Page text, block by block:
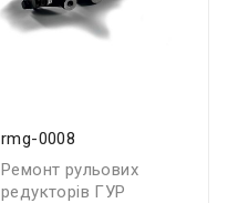
rmg-0008
Ремонт рульових
редукторів ГУР